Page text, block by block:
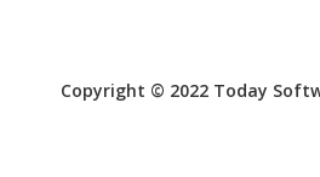
Copyright © 2022 Today